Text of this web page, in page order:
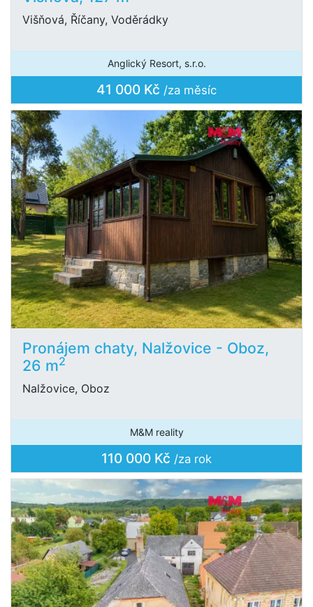
Višňová, Říčany, Voděrádky
Anglický Resort, s.r.o.
41 000 Kč /za měsíc
Pronájem chaty, Nalžovice - Oboz,
26 m2
Nalžovice, Oboz
M&M reality
110 000 Kč /za rok